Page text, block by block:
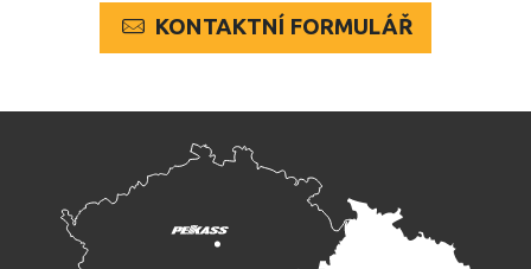
KONTAKTNÍ FORMULÁŘ